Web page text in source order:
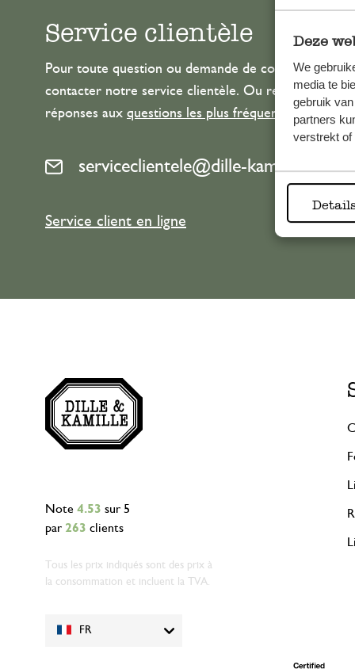
Deze
We
media te
gebruik
partners
verstrekt of
Service clientèle
Pour toute question ou demande de conseil ou
contacter notre service clientèle. Ou retrouvez ici
réponses aux questions les plus fréquemment posées
serviceclientele@dille-kamille.com
Service client en ligne
FR
Note 4.53 sur 5
par 263 clients
Tous les prix indiqués sont des prix à
la consommation et incluent la TVA.